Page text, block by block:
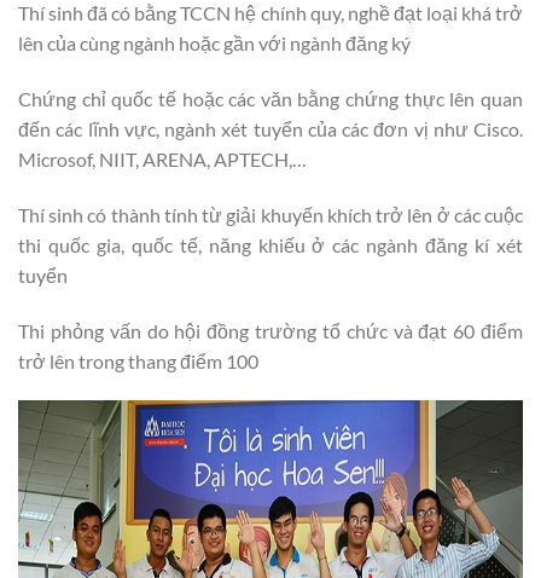
Thí sinh đã có bằng TCCN hệ chính quy, nghề đạt loại khá trở
lên của cùng ngành hoặc gần với ngành đăng ký
Chứng chỉ quốc tế hoặc các văn bằng chứng thực lên quan
đến các lĩnh vực, ngành xét tuyển của các đơn vị như Cisco.
Microsof, NIIT, ARENA, APTECH,…
Thí sinh có thành tính từ giải khuyến khích trở lên ở các cuộc
thi quốc gia, quốc tế, năng khiếu ở các ngành đăng kí xét
tuyển
Thi phỏng vấn do hội đồng trường tổ chức và đạt 60 điểm
trở lên trong thang điểm 100